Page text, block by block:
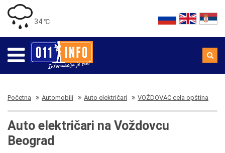
34 ℃
Početna Automobili Auto električari VOŽDOVAC cela opština
Auto električari na Voždovcu
Beograd